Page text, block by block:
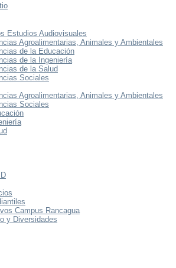
Estudios Audiovisuales
Agroalimentarias, Animales y Ambientales
de la Educación
de la Ingeniería
de la Salud
Sociales
Agroalimentarias, Animales y Ambientales
Sociales
Campus Rancagua
y Diversidades